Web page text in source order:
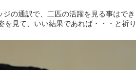
の通訳で、二匹の活躍を見る事はでき
見て、いい結果であれば・・・と祈り